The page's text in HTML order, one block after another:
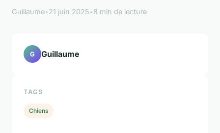
Guillaume•21 juin 2025•8 min de lecture
G Guillaume
TAGS
Chiens